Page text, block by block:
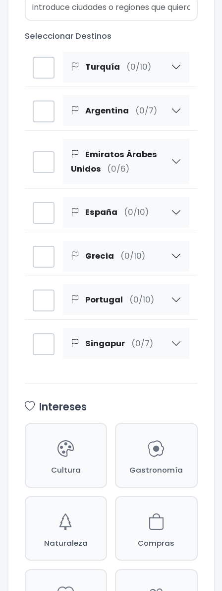
Seleccionar Destinos
Turquía (0/10)
Argentina (0/7)
Emiratos Árabes
Unidos
(0/6)
España (0/10)
Grecia (0/10)
Portugal (0/10)
Singapur (0/7)
Intereses
Cultura Gastronomía
Naturaleza Compras